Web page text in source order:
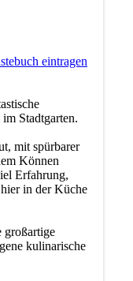
eintragen
Stadtgarten.
mit spürbarer
Können
Erfahrung,
in der Küche
großartige
kulinarische